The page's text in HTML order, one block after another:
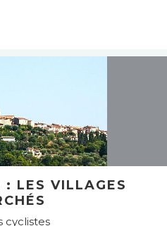
: LES VILLAGES
cyclistes